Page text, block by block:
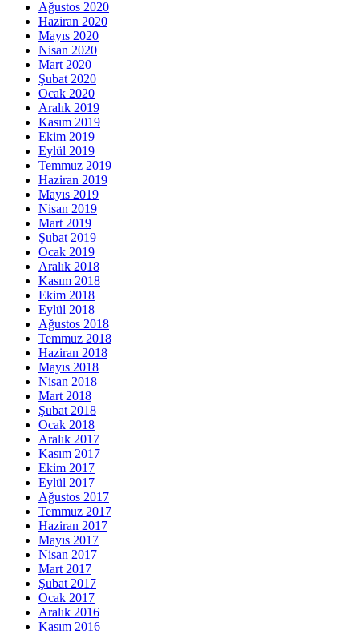
Ağustos 2020
Haziran 2020
Mayıs 2020
Nisan 2020
Mart 2020
Şubat 2020
Ocak 2020
Aralık 2019
Kasım 2019
Ekim 2019
Eylül 2019
Temmuz 2019
Haziran 2019
Mayıs 2019
Nisan 2019
Mart 2019
Şubat 2019
Ocak 2019
Aralık 2018
Kasım 2018
Ekim 2018
Eylül 2018
Ağustos 2018
Temmuz 2018
Haziran 2018
Mayıs 2018
Nisan 2018
Mart 2018
Şubat 2018
Ocak 2018
Aralık 2017
Kasım 2017
Ekim 2017
Eylül 2017
Ağustos 2017
Temmuz 2017
Haziran 2017
Mayıs 2017
Nisan 2017
Mart 2017
Şubat 2017
Ocak 2017
Aralık 2016
Kasım 2016